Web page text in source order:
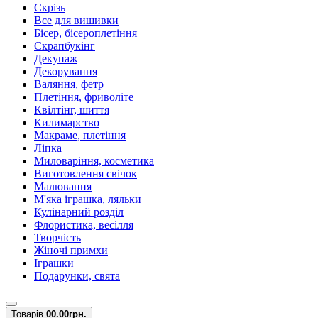
Скрізь
Все для вишивки
Бісер, бісероплетіння
Скрапбукінг
Декупаж
Декорування
Валяння, фетр
Плетіння, фриволіте
Квілтінг, шиття
Килимарство
Макраме, плетіння
Ліпка
Миловаріння, косметика
Виготовлення свічок
Малювання
М'яка іграшка, ляльки
Кулінарний розділ
Флористика, весілля
Творчість
Жіночі примхи
Іграшки
Подарунки, свята
Товарів 00.00грн.